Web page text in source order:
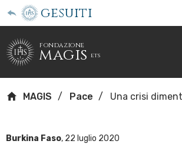
gesuiti
fondazione
magis ets
MAGIS Pace Una crisi
Burkina Faso, 22 luglio 2020